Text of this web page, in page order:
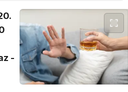
-